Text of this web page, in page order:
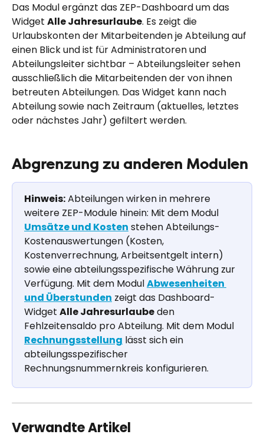
Das Modul ergänzt das ZEP-Dashboard um das
Widget Alle Jahresurlaube. Es zeigt die
Urlaubskonten der Mitarbeitenden je Abteilung auf
einen Blick und ist für Administratoren und
Abteilungsleiter sichtbar – Abteilungsleiter sehen
ausschließlich die Mitarbeitenden der von ihnen
betreuten Abteilungen. Das Widget kann nach
Abteilung sowie nach Zeitraum (aktuelles, letztes
oder nächstes Jahr) gefiltert werden.
Abgrenzung zu anderen Modulen
Hinweis: Abteilungen wirken in mehrere
weitere ZEP-Module hinein: Mit dem Modul
Umsätze und Kosten stehen Abteilungs-
Kostenauswertungen (Kosten,
Kostenverrechnung, Arbeitsentgelt intern)
sowie eine abteilungsspezifische Währung zur
Verfügung. Mit dem Modul Abwesenheiten
und Überstunden zeigt das Dashboard-
Widget Alle Jahresurlaube den
Fehlzeitensaldo pro Abteilung. Mit dem Modul
Rechnungsstellung lässt sich ein
abteilungsspezifischer
Rechnungsnummernkreis konfigurieren.
Verwandte Artikel